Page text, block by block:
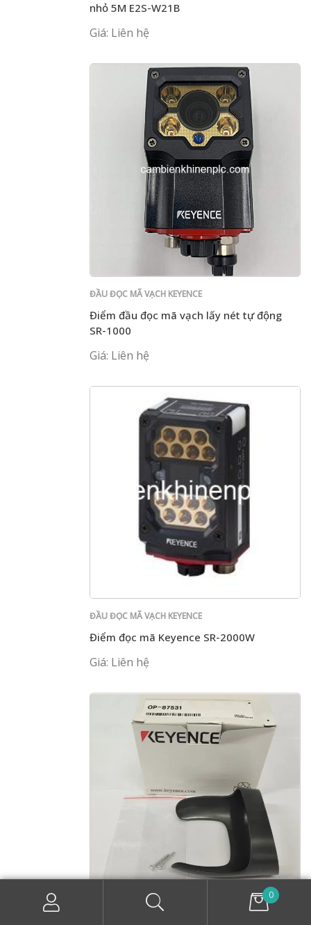
nhỏ 5M E2S-W21B
Giá: Liên hệ
ĐẦU ĐỌC MÃ VẠCH KEYENCE
Điểm đầu đọc mã vạch lấy nét tự động
SR-1000
Giá: Liên hệ
ĐẦU ĐỌC MÃ VẠCH KEYENCE
Điểm đọc mã Keyence SR-2000W
Giá: Liên hệ
0